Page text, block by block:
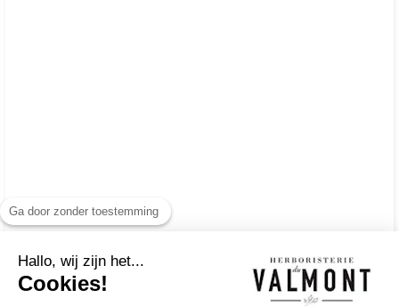
Ga door zonder toestemming
Hallo, wij zijn het...
Cookies!